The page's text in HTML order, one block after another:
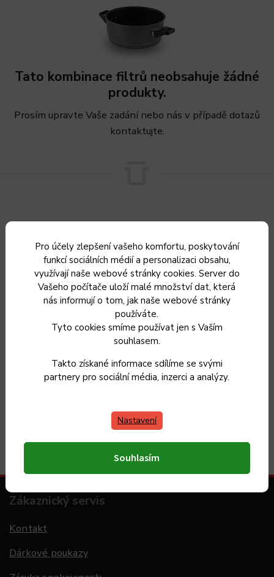
Pro účely zlepšení vašeho komfortu, poskytování
funkcí sociálních médií a personalizaci obsahu,
využívají naše webové stránky cookies. Server do
Vašeho počítače uloží malé množství dat, která
nás informují o tom, jak naše webové stránky
používáte.
Tyto cookies smíme používat jen s Vaším
souhlasem.
Takto získané informace sdílíme se svými
partnery pro sociální média, inzerci a analýzy.
Nastavení
Souhlasím
Tato kombinace filtrů neobsahuje žádné
produkty.
Prosím upravte Vaše zadání nebo nás v případě dotazů
kontaktujte.
Sleva 5 % za registraci
Vrácení zbožído 30 dnů
Máme 20 let zkušeností s výrobou nádobí a vybíráme
Vás jen ověřené produkty
Zákaznický servis
Kontakt
Dárkové poukazy